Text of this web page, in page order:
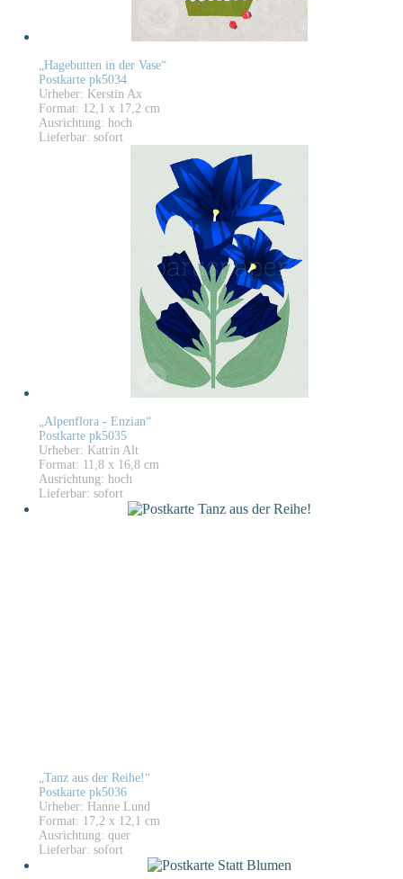
„Hagebutten in der Vase“
Postkarte pk5034
Urheber: Kerstin Ax
Format: 12,1 x 17,2 cm
Ausrichtung: hoch
Lieferbar: sofort
„Alpenflora - Enzian“
Postkarte pk5035
Urheber: Katrin Alt
Format: 11,8 x 16,8 cm
Ausrichtung: hoch
Lieferbar: sofort
„Tanz aus der Reihe!“
Postkarte pk5036
Urheber: Hanne Lund
Format: 17,2 x 12,1 cm
Ausrichtung: quer
Lieferbar: sofort